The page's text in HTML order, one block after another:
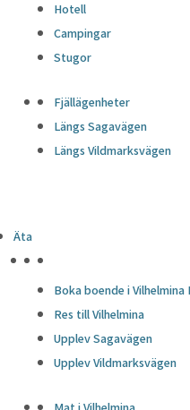
Hotell
Campingar
Stugor
Fjällägenheter
Längs Sagavägen
Längs Vildmarksvägen
Äta
Boka boende i
Res till Vilhelmina
Upplev Sagavägen
Upplev Vildmarksvägen